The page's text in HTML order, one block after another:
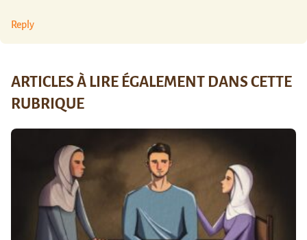
Reply
ARTICLES À LIRE ÉGALEMENT DANS CETTE
RUBRIQUE